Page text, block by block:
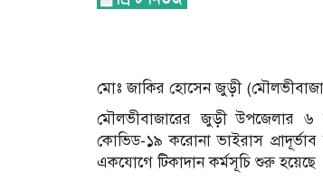
মোঃ জাকির হোসেন জুড়ী
মৌলভীবাজারের জুড়ী উপজেলার ৬
কোভিড-১৯ করোনা ভাইরাস
একযোগে টিকাদান কর্মসূচি শুরু হয়েছে